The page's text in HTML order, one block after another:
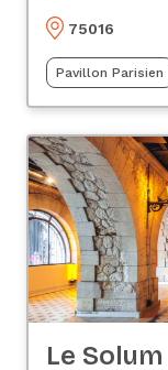
75016
Pavillon Parisien
Le Solum